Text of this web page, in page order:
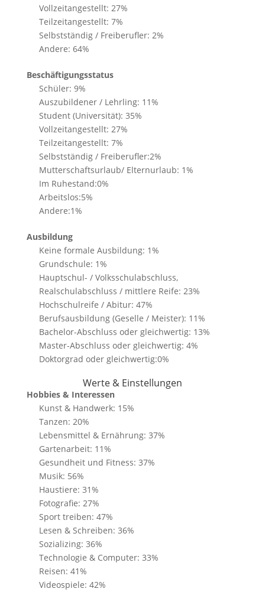
Vollzeitangestellt: 27%
Teilzeitangestellt: 7%
Selbstständig / Freiberufler: 2%
Andere: 64%
Beschäftigungsstatus
Schüler: 9%
Auszubildener / Lehrling: 11%
Student (Universität): 35%
Vollzeitangestellt: 27%
Teilzeitangestellt: 7%
Selbstständig / Freiberufler:2%
Mutterschaftsurlaub/ Elternurlaub: 1%
Im Ruhestand:0%
Arbeitslos:5%
Andere:1%
Ausbildung
Keine formale Ausbildung: 1%
Grundschule: 1%
Hauptschul- / Volksschulabschluss,
Realschulabschluss / mittlere Reife: 23%
Hochschulreife / Abitur: 47%
Berufsausbildung (Geselle / Meister): 11%
Bachelor-Abschluss oder gleichwertig: 13%
Master-Abschluss oder gleichwertig: 4%
Doktorgrad oder gleichwertig:0%
Werte & Einstellungen
Hobbies & Interessen
Kunst & Handwerk: 15%
Tanzen: 20%
Lebensmittel & Ernährung: 37%
Gartenarbeit: 11%
Gesundheit und Fitness: 37%
Musik: 56%
Haustiere: 31%
Fotografie: 27%
Sport treiben: 47%
Lesen & Schreiben: 36%
Sozializing: 36%
Technologie & Computer: 33%
Reisen: 41%
Videospiele: 42%